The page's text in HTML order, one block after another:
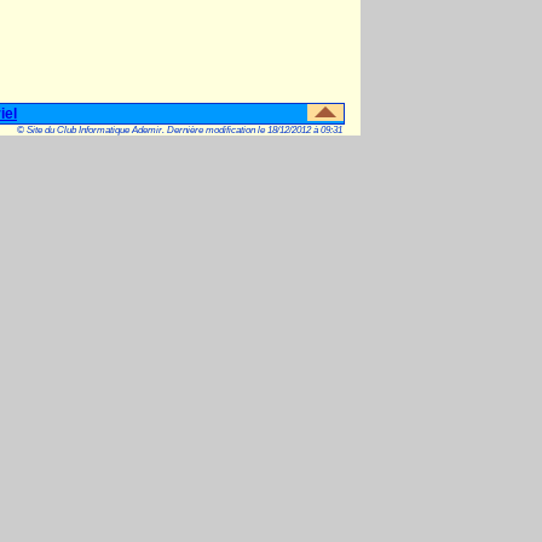
© Site du Club Informatique Ademir. Dernière modification le 18/12/2012 à 09:31